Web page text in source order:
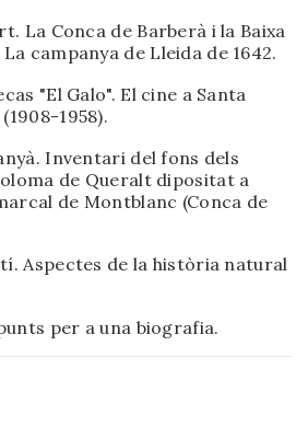
La Conca de Barberà i la Baixa
campanya de Lleida de 1642.
"El Galo". El cine a Santa
1958).
Inventari del fons dels
de Queralt dipositat a
de Montblanc (Conca de
Aspectes de la història natural
per a una biografia.